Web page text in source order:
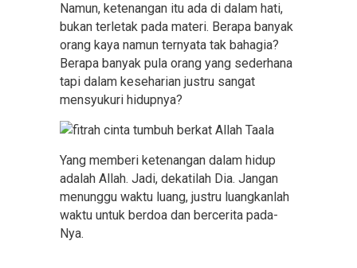
Namun, ketenangan itu ada di dalam hati,
bukan terletak pada materi. Berapa banyak
orang kaya namun ternyata tak bahagia?
Berapa banyak pula orang yang sederhana
tapi dalam keseharian justru sangat
mensyukuri hidupnya?
Yang memberi ketenangan dalam hidup
adalah Allah. Jadi, dekatilah Dia. Jangan
menunggu waktu luang, justru luangkanlah
waktu untuk berdoa dan bercerita pada-
Nya.